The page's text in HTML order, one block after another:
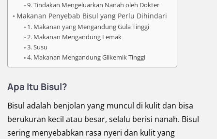
9. Tindakan Mengeluarkan Nanah oleh Dokter
Makanan Penyebab Bisul yang Perlu Dihindari
1. Makanan yang Mengandung Gula Tinggi
2. Makanan Mengandung Lemak
3. Susu
4. Makanan Mengandung Glikemik Tinggi
Apa Itu Bisul?
Bisul adalah benjolan yang muncul di kulit dan bisa
berukuran kecil atau besar, selalu berisi nanah. Bisul
sering menyebabkan rasa nyeri dan kulit yang